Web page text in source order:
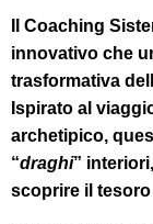
Coaching
innovativo che
trasformativa
Ispirato al
archetipico,
“draghi”
scoprire il